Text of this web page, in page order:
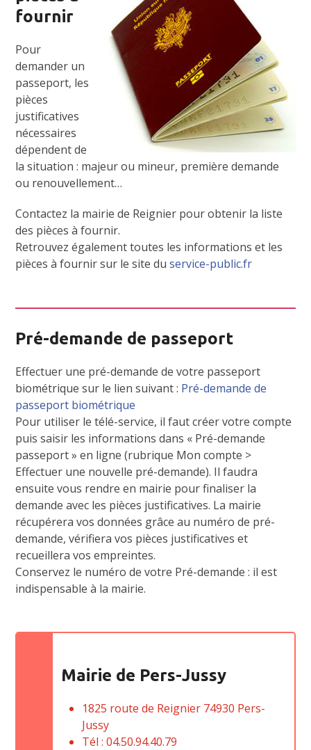
fournir
Pour
demander un
passeport, les
pièces
justificatives
nécessaires
dépendent de
la situation : majeur ou mineur, première demande
ou renouvellement…
Contactez la mairie de Reignier pour obtenir la liste
des pièces à fournir.
Retrouvez également toutes les informations et les
pièces à fournir sur le site duservice-public.fr
Pré-demande de passeport
Effectuer une pré-demande de votre passeport
biométrique sur le lien suivant : Pré-demande de
passeport biométrique
Pour utiliser le télé-service, il faut créer votre compte
puis saisir les informations dans « Pré-demande
passeport » en ligne (rubrique Mon compte >
Effectuer une nouvelle pré-demande). Il faudra
ensuite vous rendre en mairie pour finaliser la
demande avec les pièces justificatives. La mairie
récupérera vos données grâce au numéro de pré-
demande, vérifiera vos pièces justificatives et
recueillera vos empreintes.
Conservez le numéro de votre Pré-demande : il est
indispensable à la mairie.
Mairie de Pers-Jussy
1825 route de Reignier 74930 Pers-
Jussy
Tél : 04.50.94.40.79